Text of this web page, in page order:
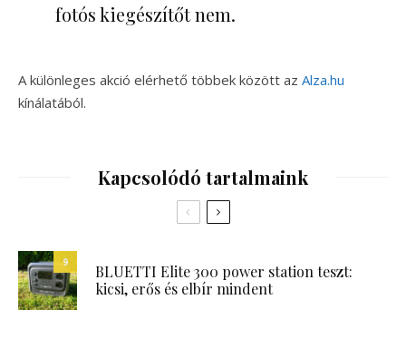
fotós kiegészítőt nem.
A különleges akció elérhető többek között az Alza.hu
kínálatából.
Kapcsolódó tartalmaink
9
BLUETTI Elite 300 power station teszt:
kicsi, erős és elbír mindent